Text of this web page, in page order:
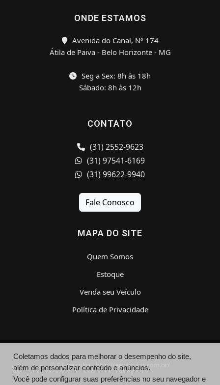
ONDE ESTAMOS
Avenida do Canal, Nº 174
Átila de Paiva - Belo Horizonte - MG
Seg a Sex: 8h às 18h
Sábado: 8h às 12h
CONTATO
(31) 2552-9623
(31) 97541-6169
(31) 99622-9940
Fale Conosco
MAPA DO SITE
Quem Somos
Estoque
Venda seu Veículo
Política de Privacidade
© E E Veículos - http://eeveiculos.com.br/
Coletamos dados para melhorar o desempenho do site,
além de personalizar conteúdo e anúncios.
Você pode configurar suas preferências no seu navegador e